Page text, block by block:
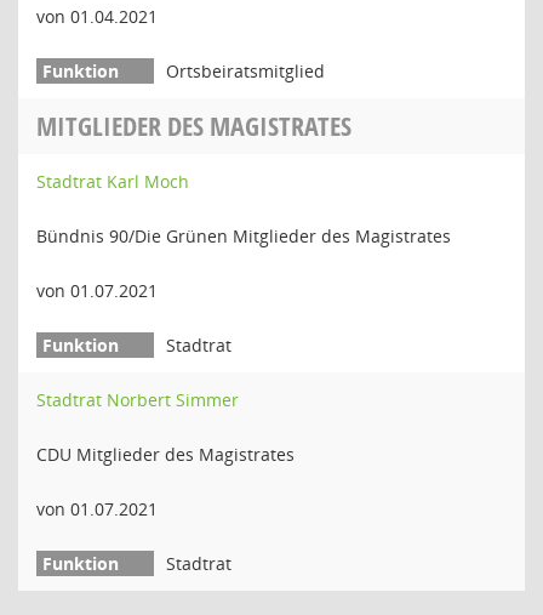
von 01.04.2021
Ortsbeiratsmitglied
MITGLIEDER DES MAGISTRATES
Stadtrat Karl Moch
Bündnis 90/Die Grünen Mitglieder des Magistrates
von 01.07.2021
Stadtrat
Stadtrat Norbert Simmer
CDU Mitglieder des Magistrates
von 01.07.2021
Stadtrat